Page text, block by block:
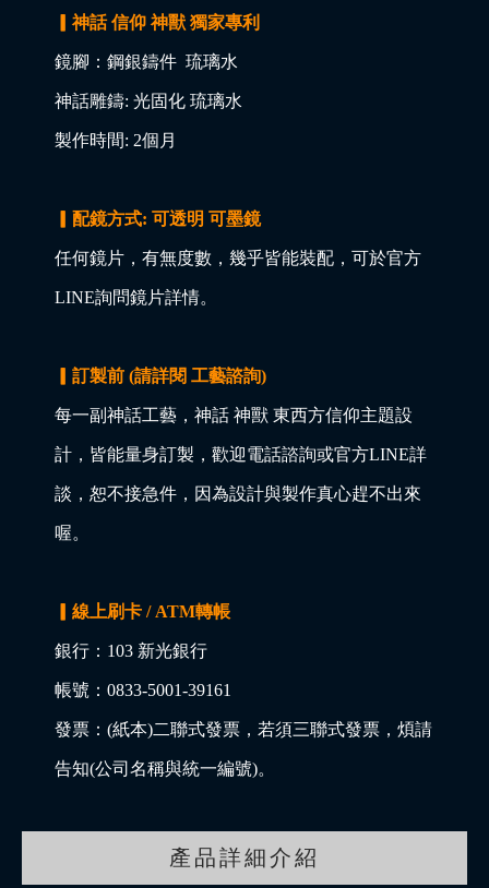
▎神話 信仰 神獸 獨家專利
鏡腳：鋼銀鑄件 琉璃水
神話雕鑄: 光固化 琉璃水
製作時間: 2個月
▎配鏡方式: 可透明 可墨鏡
任何鏡片，有無度數，幾乎皆能裝配，可於官方
LINE詢問鏡片詳情。
▎訂製前 (請詳閱 工藝諮詢)
每一副神話工藝，神話 神獸 東西方信仰主題設
計，皆能量身訂製，歡迎電話諮詢或官方LINE詳
談，恕不接急件，因為設計與製作真心趕不出來
喔。
▎線上刷卡 / ATM轉帳
銀行：103 新光銀行
帳號：0833-5001-39161
發票：(紙本)二聯式發票，若須三聯式發票，煩請
告知(公司名稱與統一編號)。
產品詳細介紹